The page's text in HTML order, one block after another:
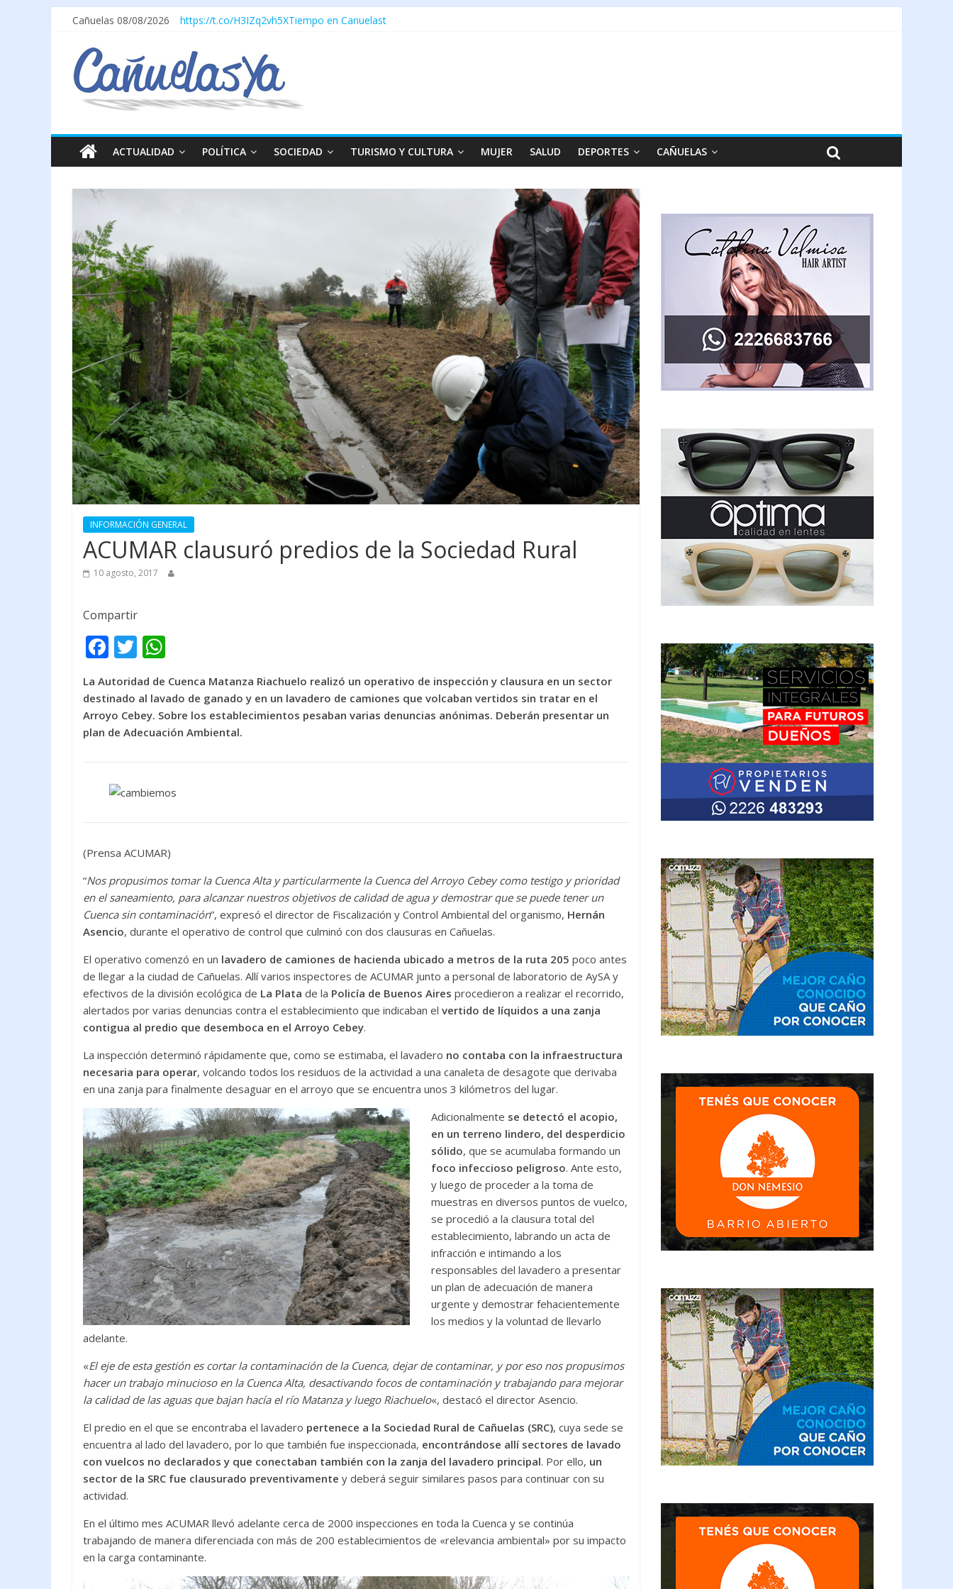
Cañuelas 08/08/2026 https://t.co/H3IZq2vh5XTiempo en Canuelast
ACTUALIDAD POLÍTICA SOCIEDAD TURISMO Y CULTURA MUJER SALUD DEPORTES CAÑUELAS
INFORMACIÓN GENERAL
ACUMAR clausuró predios de la Sociedad Rural
10 agosto, 2017
Compartir
F
ac
e
b
o
k
T
w
itt
er
at
s
A
p
La Autoridad de Cuenca Matanza Riachuelo realizó un operativo de inspección y clausura en un sector
destinado al lavado de ganado y en un lavadero de camiones que volcaban vertidos sin tratar en el
Arroyo Cebey. Sobre los establecimientos pesaban varias denuncias anónimas. Deberán presentar un
plan de Adecuación Ambiental.
(Prensa ACUMAR)
“Nos propusimos tomar la Cuenca Alta y particularmente la Cuenca del Arroyo Cebey como testigo y prioridad
en el saneamiento, para alcanzar nuestros objetivos de calidad de agua y demostrar que se puede tener un
Cuenca sin contaminación”, expresó el director de Fiscalización y Control Ambiental del organismo, Hernán
Asencio, durante el operativo de control que culminó con dos clausuras en Cañuelas.
El operativo comenzó en un lavadero de camiones de hacienda ubicado a metros de la ruta 205 poco antes
de llegar a la ciudad de Cañuelas. Allí varios inspectores de ACUMAR junto a personal de laboratorio de AySA y
efectivos de la división ecológica de La Plata de la Policía de Buenos Aires procedieron a realizar el recorrido,
alertados por varias denuncias contra el establecimiento que indicaban el vertido de líquidos a una zanja
contigua al predio que desemboca en el Arroyo Cebey.
La inspección determinó rápidamente que, como se estimaba, el lavadero no contaba con la infraestructura
necesaria para operar, volcando todos los residuos de la actividad a una canaleta de desagote que derivaba
en una zanja para finalmente desaguar en el arroyo que se encuentra unos 3 kilómetros del lugar.
Adicionalmente se detectó el acopio,
en un terreno lindero, del desperdicio
sólido, que se acumulaba formando un
foco infeccioso peligroso. Ante esto,
y luego de proceder a la toma de
muestras en diversos puntos de vuelco,
se procedió a la clausura total del
establecimiento, labrando un acta de
infracción e intimando a los
responsables del lavadero a presentar
un plan de adecuación de manera
urgente y demostrar fehacientemente
los medios y la voluntad de llevarlo
adelante.
«El eje de esta gestión es cortar la contaminación de la Cuenca, dejar de contaminar, y por eso nos propusimos
hacer un trabajo minucioso en la Cuenca Alta, desactivando focos de contaminación y trabajando para mejorar
la calidad de las aguas que bajan hacía el río Matanza y luego Riachuelo«, destacó el director Asencio.
El predio en el que se encontraba el lavadero pertenece a la Sociedad Rural de Cañuelas (SRC), cuya sede se
encuentra al lado del lavadero, por lo que también fue inspeccionada, encontrándose allí sectores de lavado
con vuelcos no declarados y que conectaban también con la zanja del lavadero principal. Por ello, un
sector de la SRC fue clausurado preventivamente y deberá seguir similares pasos para continuar con su
actividad.
En el último mes ACUMAR llevó adelante cerca de 2000 inspecciones en toda la Cuenca y se continúa
trabajando de manera diferenciada con más de 200 establecimientos de «relevancia ambiental» por su impacto
en la carga contaminante.